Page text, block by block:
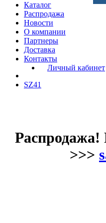
Каталог
Распродажа
Новости
О компании
Партнеры
Доставка
Контакты
Личный кабинет
SZ41
>>>